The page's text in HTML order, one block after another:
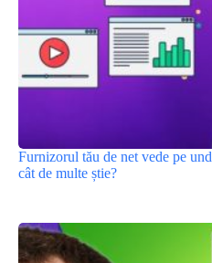
Furnizorul tău de net vede pe
cât de multe știe?